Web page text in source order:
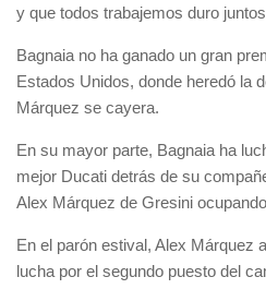
y que todos trabajemos duro
Bagnaia no ha ganado un gran
Estados Unidos, donde heredó la
Márquez se cayera.
En su mayor parte, Bagnaia ha
mejor Ducati detrás de su
Alex Márquez de Gresini
En el parón estival, Alex Márquez
lucha por el segundo puesto del